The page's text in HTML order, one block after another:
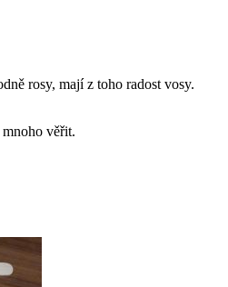
rosy, mají z toho radost vosy.
věřit.